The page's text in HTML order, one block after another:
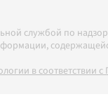
службой по
в соответствии с